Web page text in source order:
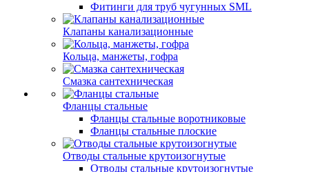
Фитинги для труб чугунных SML
Клапаны канализационные
Кольца, манжеты, гофра
Смазка сантехническая
Фланцы стальные
Фланцы стальные воротниковые
Фланцы стальные плоские
Отводы стальные крутоизогнутые
Отводы стальные крутоизогнутые